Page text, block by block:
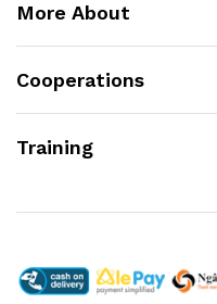
More About
Cooperations
Training